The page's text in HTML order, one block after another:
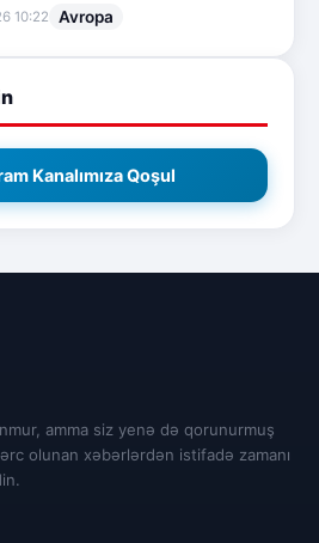
10:22 Avropa
Kanalımıza Qoşul
amma siz yenə də qorunurmuş
olunan xəbərlərdən istifadə zamanı